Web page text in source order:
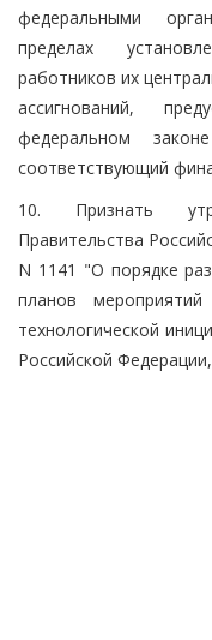
федеральными
пределах
работников их
ассигнований,
федеральном
соответствующий
10. Признать
Правительства
N 1141 "О порядке
планов
технологической
Российской